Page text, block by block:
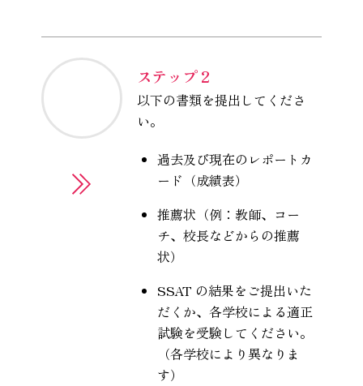
ステップ 2
以下の書類を提出してくださ
い。
過去及び現在のレポートカ
ード（成績表）
推薦状（例：教師、コー
チ、校長などからの推薦
状）
SSAT の結果をご提出いた
だくか、各学校による適正
試験を受験してください。
（各学校により異なりま
す）